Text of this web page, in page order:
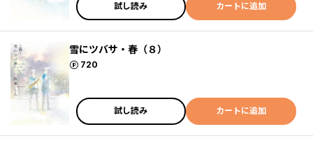
試し読み カートに追加
雪にツバサ・春（８）
720
ポイント
試し読み カートに追加